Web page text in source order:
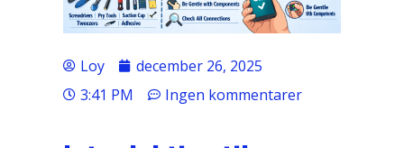
Loy
december 26, 2025
3:41 PM
Ingen kommentarer